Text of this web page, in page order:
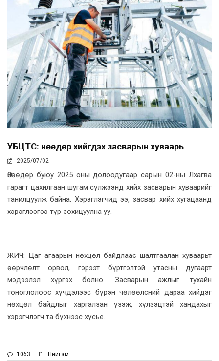
УБЦТС: Өнөөдөр хийгдэх засварын хуваарь
2025/07/02
Өнөөдөр буюу 2025 оны долоодугаар сарын 02-ны Лхагва
гарагт цахилгаан шугам сүлжээнд хийх засварын хуваарийг
танилцуулж байна. Хэрэглэгчид ээ, засвар хийх хугацаанд
хэрэглээгээ түр зохицуулна уу.
ЖИЧ: Цаг агаарын нөхцөл байдлаас шалтгаалан хуваарьт
өөрчлөлт орвол, гэрээт бүртгэлтэй утасны дугаарт
мэдээлэл хүргэх болно. Засварын ажлыг тухайн
тоноглолоос хүчдэлээс бүрэн чөлөөлсний дараа хийдэг
нөхцөл байдлыг харгалзан үзэж, хүлээцтэй хандахыг
хэрэгчлэгч та бүхнээс хүсье.
1063 Нийгэм